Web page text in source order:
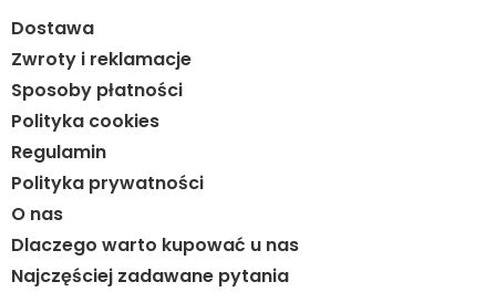
Dostawa
Zwroty i reklamacje
Sposoby płatności
Polityka cookies
Regulamin
Polityka prywatności
O nas
Dlaczego warto kupować u nas
Najczęściej zadawane pytania